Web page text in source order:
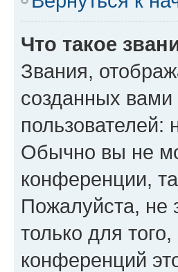
Что такое
Звания,
созданных
пользователей:
Обычно вы не
конференции,
Пожалуйста,
только для
конференций